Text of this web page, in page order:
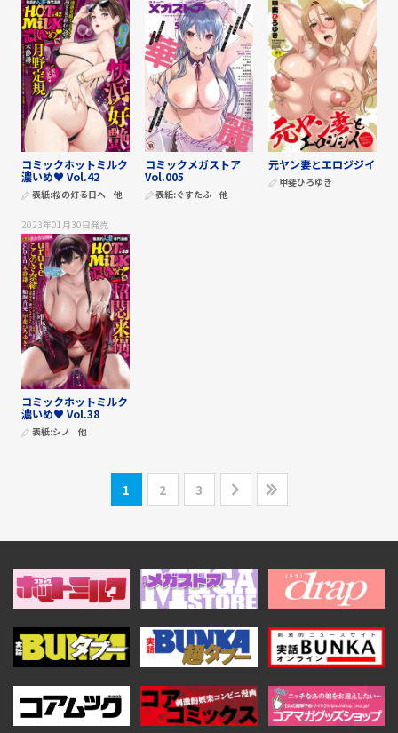
コミックホットミルク
濃いめ♥ Vol.42
表紙:桜の灯る日へ 他
コミックメガストア
Vol.005
表紙:ぐすたふ 他
元ヤン妻とエロジジイ
甲斐ひろゆき
2023年01月30日発売
コミックホットミルク
濃いめ♥ Vol.38
表紙:シノ 他
1 2 3